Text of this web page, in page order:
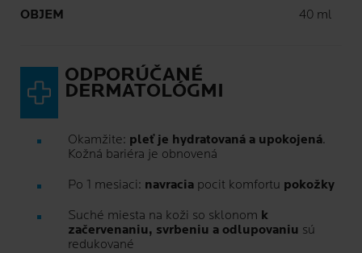
OBJEM Volume
40 ml
ODPORÚČANÉ
DERMATOLÓGMI
Okamžite: pleť je hydratovaná a upokojená.
Kožná bariéra je obnovená
Po 1 mesiaci: navracia pocit komfortu pokožky
Suché miesta na koži so sklonom k
začervenaniu, svrbeniu a odlupovaniu sú
redukované